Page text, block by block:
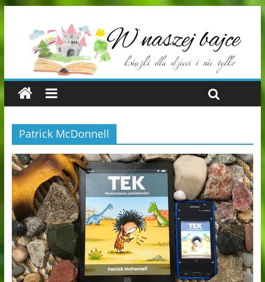
Patrick McDonnell